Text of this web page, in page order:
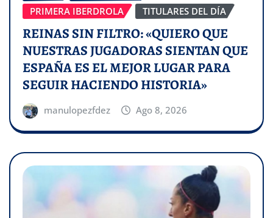
PRIMERA IBERDROLA
TITULARES DEL DÍA
REINAS SIN FILTRO: «QUIERO QUE
NUESTRAS JUGADORAS SIENTAN QUE
ESPAÑA ES EL MEJOR LUGAR PARA
SEGUIR HACIENDO HISTORIA»
manulopezfdez Ago 8, 2026